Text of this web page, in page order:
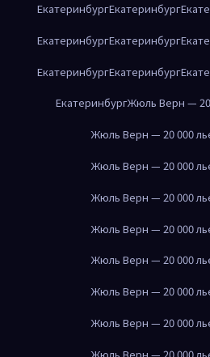
ЕкатеринбургЕкатеринбург
ЕкатеринбургЕкатеринбург
ЕкатеринбургЕкатеринбург
ЕкатеринбургЖюль Верн — 20
Жюль Верн — 20 000
Жюль Верн — 20 000
Жюль Верн — 20 000
Жюль Верн — 20 000
Жюль Верн — 20 000
Жюль Верн — 20 000
Жюль Верн — 20 000